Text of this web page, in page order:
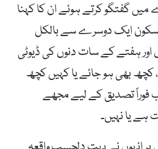
میں گفتگو کرتے ہوئے ان کا کہنا
سکون ایک دوسرے سے بالکل
یہ 24 گھنٹوں اور ہفتے کے سات دنوں کی ڈیوٹی
کچھ بھی ہو جائے یا کہیں کچھ
تصدیق کے لیے مجھے
ہے یا نہیں۔